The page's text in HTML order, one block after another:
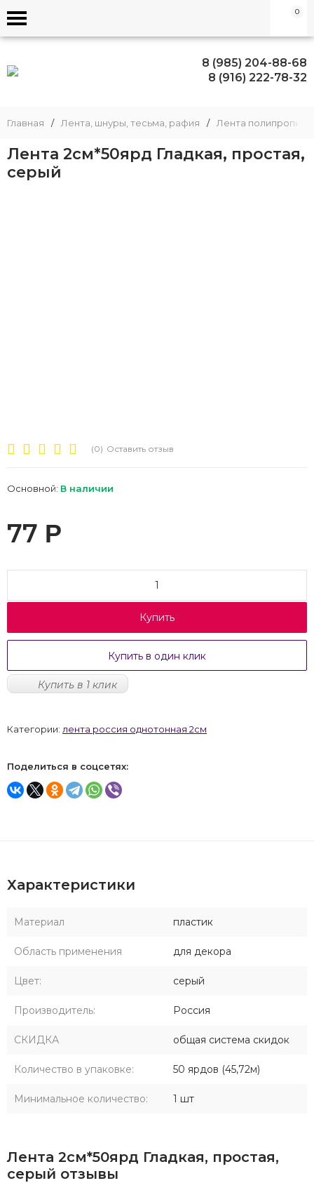
0
8 (985) 204-88-68
8 (916) 222-78-32
Главная / Лента, шнуры, тесьма, рафия / Лента
Лента 2см*50ярд Гладкая, простая,
серый
(0) Оставить отзыв
Основной: В наличии
77 Р
Купить
Купить в один клик
Купить в 1 клик
Категории: лента россия однотонная 2см
Поделиться в соцсетях:
Характеристики
Материал пластик
Область применения для декора
Цвет: серый
Производитель: Россия
СКИДКА общая система скидок
Количество в упаковке: 50 ярдов (45,72м)
Минимальное количество: 1 шт
Лента 2см*50ярд Гладкая, простая,
серый отзывы